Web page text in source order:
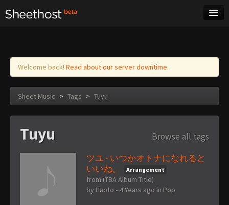
Log in
Welcome back! Read about our server downtime.
Sheet Music > Tags > Tuyu
Tuyu
Browse all tags
ツユ - いつかオトナになれると
いいね。
Arrangement
from (TBA Album Title)
by Haoto • 4 Years ago in Pop